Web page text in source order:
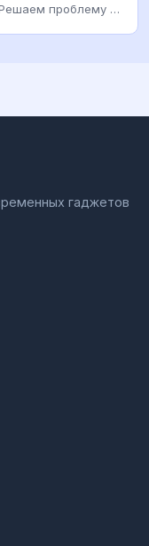
проблему с
гаджетов